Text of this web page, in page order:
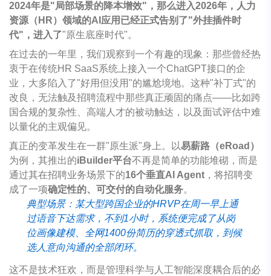
2024年是"局部场景的降本增效"，那么进入2026年，人力
资源（HR）领域的AI应用已经正式告别了"外挂插件时
代"，进入了"原生底座时代"。
在过去的一年里，我们观察到一个有趣的现象：那些曾经热
衷于在传统HR SaaS系统上接入一个ChatGPT接口的企
业，大多陷入了"好用但没用"的尴尬境地。这种"补丁式"的
改良，无法触及招聘流程中那些真正顽固的痛点——比如跨
国合规的复杂性、高端人才的被动触达，以及面试评估中难
以量化的主观偏见。
真正的变革发生在一群"原生派"身上。以易薪路（eRoad）
为例，其推出的iBuilder平台不再是简单的功能堆砌，而是
通过其在招聘业务场景下的16个垂直AI Agent ，将招聘变
成了一项确定性的、可交付的自动化服务。
典型场景：某大型跨国企业的HRVP在周一早上通
过语音下达需求，不到1小时，系统便完成了从岗
位画像建模、全网1400份简历的穿透式抓取，到候
选人意向沟通的全部闭环。
这不是技术狂欢，而是管理科学与人工智能深度耦合后的必